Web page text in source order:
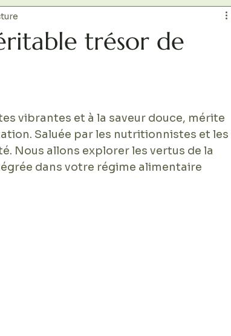
trésor de
vibrantes et à la saveur douce, mérite
Saluée par les nutritionnistes et les
Nous allons explorer les vertus de la
dans votre régime alimentaire